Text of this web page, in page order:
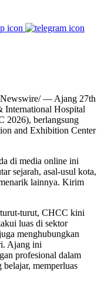
— Ajang 27th
International Hospital
2026), berlangsung
and Exhibition Center
di media online ini
sejarah, asal-usul kota,
lainnya. Kirim
turut, CHCC kini
luas di sektor
menghubungkan
Ajang ini
profesional dalam
memperluas